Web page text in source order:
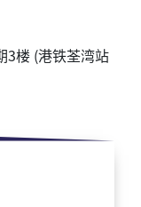
3楼 (港铁荃湾站